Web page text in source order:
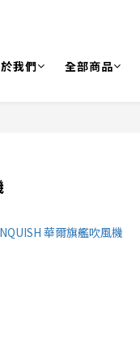
我們 全部商品